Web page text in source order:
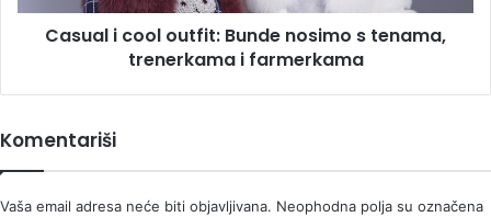
trenerkama
Casual i cool outfit: Bunde nosimo s tenama,
trenerkama i farmerkama
Komentariši
Vaša email adresa neće biti objavljivana. Neophodna polja su označena